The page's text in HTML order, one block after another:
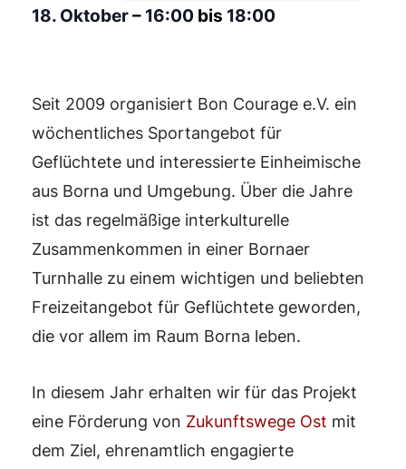
18. Oktober– 16:00 bis 18:00
Seit 2009 organisiert Bon Courage e.V. ein
wöchentliches Sportangebot für
Geflüchtete und interessierte Einheimische
aus Borna und Umgebung. Über die Jahre
ist das regelmäßige interkulturelle
Zusammenkommen in einer Bornaer
Turnhalle zu einem wichtigen und beliebten
Freizeitangebot für Geflüchtete geworden,
die vor allem im Raum Borna leben.
In diesem Jahr erhalten wir für das Projekt
eine Förderung von Zukunftswege Ost mit
dem Ziel, ehrenamtlich engagierte